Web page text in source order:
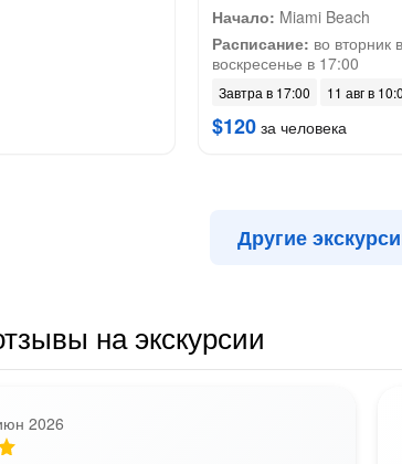
Начало: Miami Beach
Расписание: во вторник
воскресенье в 17:00
Завтра в 17:00 11 авг в
$120за человека
Другие
на экскурсии
2026